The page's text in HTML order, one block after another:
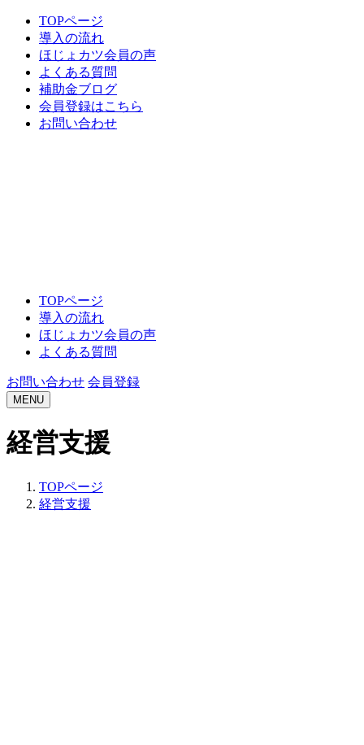
TOPページ
導入の流れ
ほじょカツ会員の声
よくある質問
補助金ブログ
会員登録はこちら
お問い合わせ
TOPページ
導入の流れ
ほじょカツ会員の声
よくある質問
お問い合わせ 会員登録
MENU
経営支援
TOPページ
経営支援